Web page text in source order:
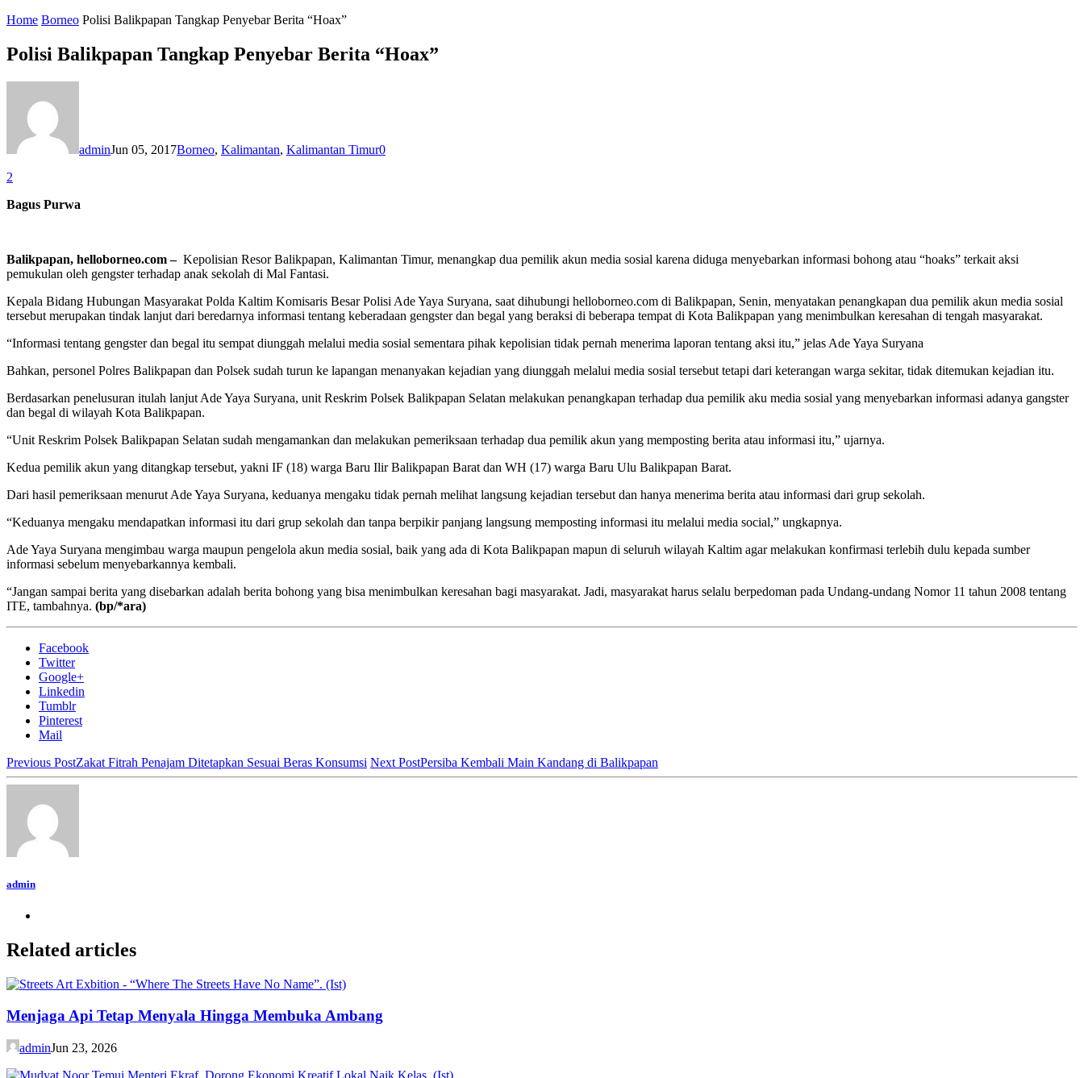
Home Borneo Polisi Balikpapan Tangkap Penyebar Berita “Hoax”
Polisi Balikpapan Tangkap Penyebar Berita “Hoax”
adminJun 05, 2017Borneo, Kalimantan, Kalimantan Timur0
2
Bagus Purwa
Balikpapan, helloborneo.com – Kepolisian Resor Balikpapan, Kalimantan Timur, menangkap dua pemilik akun media sosial karena diduga menyebarkan informasi bohong atau “hoaks” terkait aksi
pemukulan oleh gengster terhadap anak sekolah di Mal Fantasi.
Kepala Bidang Hubungan Masyarakat Polda Kaltim Komisaris Besar Polisi Ade Yaya Suryana, saat dihubungi helloborneo.com di Balikpapan, Senin, menyatakan penangkapan dua pemilik akun media sosial
tersebut merupakan tindak lanjut dari beredarnya informasi tentang keberadaan gengster dan begal yang beraksi di beberapa tempat di Kota Balikpapan yang menimbulkan keresahan di tengah masyarakat.
“Informasi tentang gengster dan begal itu sempat diunggah melalui media sosial sementara pihak kepolisian tidak pernah menerima laporan tentang aksi itu,” jelas Ade Yaya Suryana
Bahkan, personel Polres Balikpapan dan Polsek sudah turun ke lapangan menanyakan kejadian yang diunggah melalui media sosial tersebut tetapi dari keterangan warga sekitar, tidak ditemukan kejadian itu.
Berdasarkan penelusuran itulah lanjut Ade Yaya Suryana, unit Reskrim Polsek Balikpapan Selatan melakukan penangkapan terhadap dua pemilik aku media sosial yang menyebarkan informasi adanya gangster
dan begal di wilayah Kota Balikpapan.
“Unit Reskrim Polsek Balikpapan Selatan sudah mengamankan dan melakukan pemeriksaan terhadap dua pemilik akun yang memposting berita atau informasi itu,” ujarnya.
Kedua pemilik akun yang ditangkap tersebut, yakni IF (18) warga Baru Ilir Balikpapan Barat dan WH (17) warga Baru Ulu Balikpapan Barat.
Dari hasil pemeriksaan menurut Ade Yaya Suryana, keduanya mengaku tidak pernah melihat langsung kejadian tersebut dan hanya menerima berita atau informasi dari grup sekolah.
“Keduanya mengaku mendapatkan informasi itu dari grup sekolah dan tanpa berpikir panjang langsung memposting informasi itu melalui media social,” ungkapnya.
Ade Yaya Suryana mengimbau warga maupun pengelola akun media sosial, baik yang ada di Kota Balikpapan mapun di seluruh wilayah Kaltim agar melakukan konfirmasi terlebih dulu kepada sumber
informasi sebelum menyebarkannya kembali.
“Jangan sampai berita yang disebarkan adalah berita bohong yang bisa menimbulkan keresahan bagi masyarakat. Jadi, masyarakat harus selalu berpedoman pada Undang-undang Nomor 11 tahun 2008 tentang
ITE, tambahnya. (bp/*ara)
Facebook
Twitter
Google+
Linkedin
Tumblr
Pinterest
Mail
Previous PostZakat Fitrah Penajam Ditetapkan Sesuai Beras Konsumsi Next PostPersiba Kembali Main Kandang di Balikpapan
admin
Related articles
Menjaga Api Tetap Menyala Hingga Membuka Ambang
adminJun 23, 2026